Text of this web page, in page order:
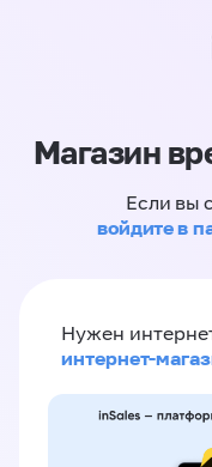
Магазин
Если вы
войдите в
Нужен
интернет-